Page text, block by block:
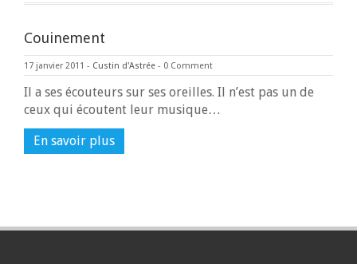
Couinement
17 janvier 2011 - Custin d'Astrée - 0 Comment
Il a ses écouteurs sur ses oreilles. Il n’est pas un de
ceux qui écoutent leur musique…
En savoir plus